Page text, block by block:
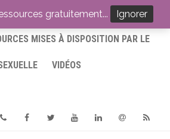
MISES À DISPOSITION PAR LE
VIDÉOS
gratuitement... Ignorer